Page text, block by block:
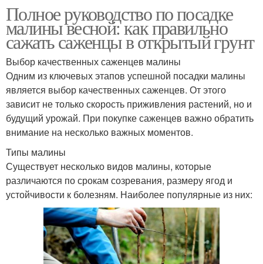
Полное руководство по посадке
малины весной: как правильно
сажать саженцы в открытый грунт
Выбор качественных саженцев малины
Одним из ключевых этапов успешной посадки малины
является выбор качественных саженцев. От этого
зависит не только скорость приживления растений, но и
будущий урожай. При покупке саженцев важно обратить
внимание на несколько важных моментов.
Типы малины
Существует несколько видов малины, которые
различаются по срокам созревания, размеру ягод и
устойчивости к болезням. Наиболее популярные из них: